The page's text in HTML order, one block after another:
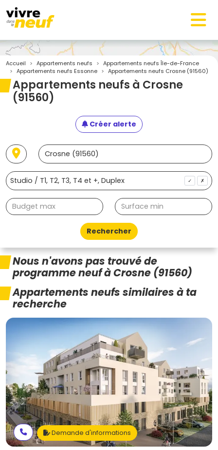
Accueil Appartements neufs
Appartements neufs Île-de-France
Appartements neufs Essonne
Appartements neufs Crosne (91560)
Appartements neufs à Crosne
(91560)
Créer alerte
✓ ✗
Rechercher
Nous n'avons pas trouvé de
programme neuf à Crosne (91560)
Appartements neufs similaires à ta
recherche
Demande d'informations